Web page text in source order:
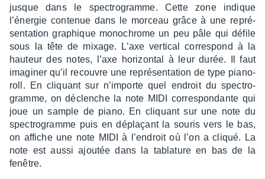
jusque dans le spec­tro­gramme. Cette zone indique
l’éner­gie conte­nue dans le morceau grâce à une repré­
sen­ta­tion graphique mono­chrome un peu pâle qui défile
sous la tête de mixage. L’axe verti­cal corres­pond à la
hauteur des notes, l’axe hori­zon­tal à leur durée. Il faut
imagi­ner qu’il recouvre une repré­sen­ta­tion de type piano-
roll. En cliquant sur n’im­porte quel endroit du spec­tro­
gramme, on déclenche la note MIDI corres­pon­dante qui
joue un sample de piano. En cliquant sur une note du
spec­tro­gramme puis en déplaçant la souris vers le bas,
on affiche une note MIDI à l’en­droit où l’on a cliqué. La
note est aussi ajou­tée dans la tabla­ture en bas de la
fenêtre.